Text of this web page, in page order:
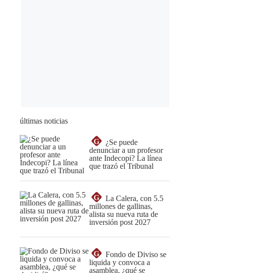
últimas noticias
G
¿Se puede
denunciar a un profesor
ante Indecopi? La línea
que trazó el Tribunal
G
La Calera, con 5.5
millones de gallinas,
alista su nueva ruta de
inversión post 2027
G
Fondo de Diviso se
liquida y convoca a
asamblea, ¿qué se